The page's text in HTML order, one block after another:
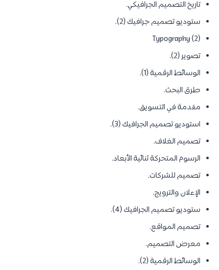
تاريخ التصميم الجرافيكي.
ستوديو تصميم جرافيك (2).
Typography (2)
تصوير (2).
الوسائط الرقمية (1).
طرق البحث.
مقدمة في التسويق.
استوديو تصميم الجرافيك (3).
تصميم الغلاف.
الرسوم المتحركة ثنائية الأبعاد.
تصميم للشركات.
الإعلان والترويج.
ستوديو تصميم الجرافيك (4).
تصميم المواقع.
معرض التصميم.
الوسائط الرقمية (2).